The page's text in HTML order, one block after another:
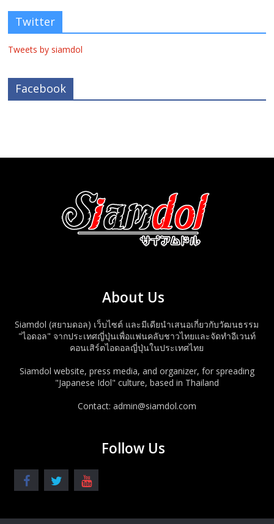
Twitter
Tweets by siamdol
Facebook
About Us
Siamdol (สยามดอล) เว็บไซต์ และมีเดียนำเสนอเกี่ยวกับวัฒนธรรม
"ไอดอล" จากประเทศญี่ปุ่นเพื่อแฟนคลับชาวไทยและจัดทำอีเวนท์
คอนเสิร์ตไอดอลญี่ปุ่นในประเทศไทย
Siamdol website, press media, and organizer, for spreading
"Japanese Idol" culture, based in Thailand
Contact: admin@siamdol.com
Follow Us